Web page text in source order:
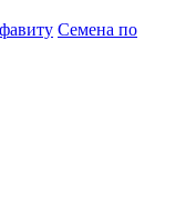
Семена по